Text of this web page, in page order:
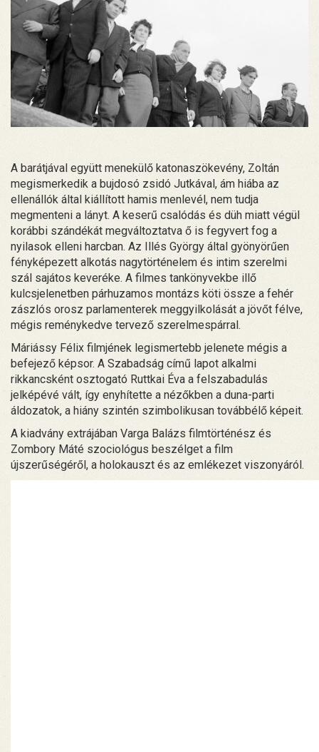
A barátjával együtt menekülő katonaszökevény, Zoltán
megismerkedik a bujdosó zsidó Jutkával, ám hiába az
ellenállók által kiállított hamis menlevél, nem tudja
megmenteni a lányt. A keserű csalódás és düh miatt végül
korábbi szándékát megváltoztatva ő is fegyvert fog a
nyilasok elleni harcban. Az Illés György által gyönyörűen
fényképezett alkotás nagytörténelem és intim szerelmi
szál sajátos keveréke. A filmes tankönyvekbe illő
kulcsjelenetben párhuzamos montázs köti össze a fehér
zászlós orosz parlamenterek meggyilkolását a jövőt félve,
mégis reménykedve tervező szerelmespárral.
Máriássy Félix filmjének legismertebb jelenete mégis a
befejező képsor. A Szabadság című lapot alkalmi
rikkancsként osztogató Ruttkai Éva a felszabadulás
jelképévé vált, így enyhítette a nézőkben a duna-parti
áldozatok, a hiány szintén szimbolikusan továbbélő képeit.
A kiadvány extrájában Varga Balázs filmtörténész és
Zombory Máté szociológus beszélget a film
újszerűségéről, a holokauszt és az emlékezet viszonyáról.